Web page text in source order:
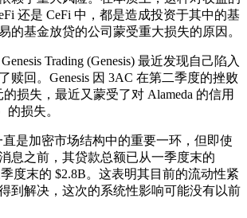
还是 CeFi 中，都是造成投资于其中的基
的基金放贷的公司蒙受重大损失的原因。
Trading (Genesis) 最近发现自己陷入
赎回。Genesis 因 3AC 在第二季度的挫败
损失，最近又蒙受了对 Alameda 的信用
的损失。
直是加密市场结构中的重要一环，但即使
息之前，其贷款总额已从一季度末的
度末的 $2.8B。这表明其目前的流动性紧
到解决，这次的系统性影响可能没有以前